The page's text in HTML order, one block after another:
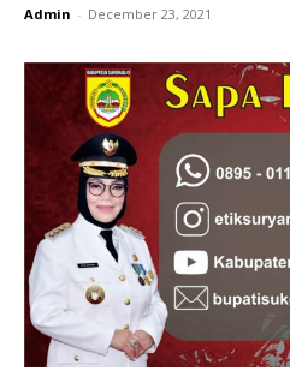
Admin - December 23, 2021